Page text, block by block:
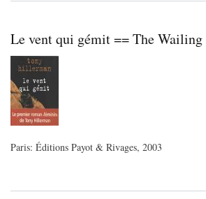
Le vent qui gémit == The
Paris: Éditions Payot & Rivages, 2003